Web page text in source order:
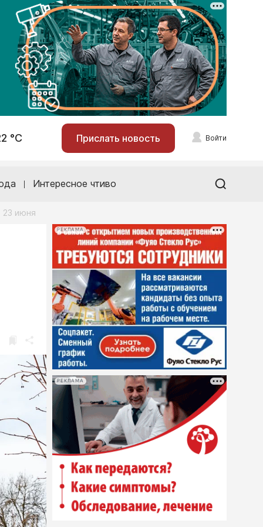
°С Прислать новость Войти
Интересное чтиво
23 июня
РЕКЛАМА
РЕКЛАМА